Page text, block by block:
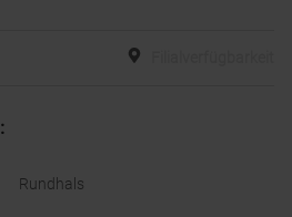
:
Rundhals